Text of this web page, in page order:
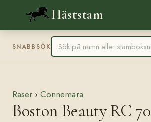
Häststam
SNABBSÖK
Raser › Connemara
Boston Beauty RC 70